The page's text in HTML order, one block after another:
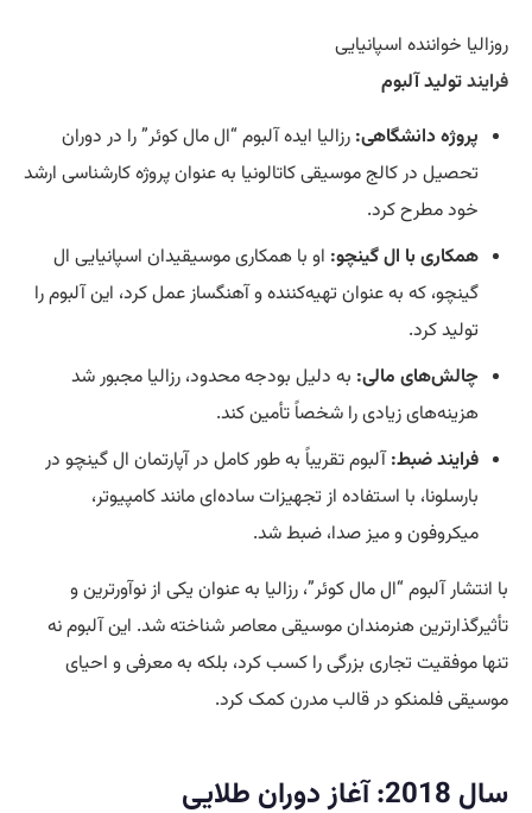
روزالیا خواننده اسپانیایی
فرایندتولید آلبوم
پروژه دانشگاهی: رزالیا ایده آلبوم “ال مال کوئر” را در دوران
تحصیل در کالج موسیقی کاتالونیا به عنوان پروژه کارشناسی ارشد
خود مطرح کرد.
همکاری با ال گینچو: او با همکاری موسیقیدان اسپانیایی ال
گینچو، که به عنوان تهیه‌کننده و آهنگساز عمل کرد، این آلبوم را
تولید کرد.
چالش‌های مالی: به دلیل بودجه محدود، رزالیا مجبور شد
هزینه‌های زیادی را شخصاً تأمین کند.
فرایند ضبط:آلبوم تقریباً به طور کامل در آپارتمان ال گینچو در
بارسلونا، با استفاده از تجهیزات ساده‌ای مانند کامپیوتر،
میکروفون و میز صدا، ضبط شد.
با انتشار آلبوم “ال مال کوئر”، رزالیا به عنوان یکی از نوآورترین و
تأثیرگذارترین هنرمندان موسیقی معاصر شناخته شد. این آلبوم نه
تنها موفقیت تجاری بزرگی را کسب کرد، بلکه به معرفی و احیای
موسیقی فلمنکو در قالب مدرن کمک کرد.
سال 2018: آغاز دوران طلایی